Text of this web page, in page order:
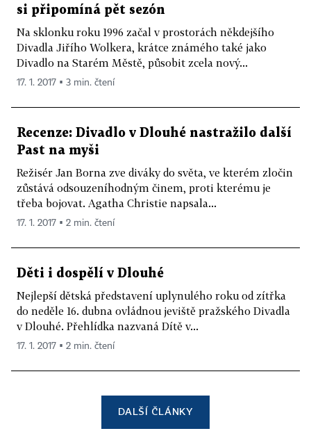
si připomíná pět sezón
Na sklonku roku 1996 začal v prostorách někdejšího
Divadla Jiřího Wolkera, krátce známého také jako
Divadlo na Starém Městě, působit zcela nový...
17. 1. 2017 ▪ 3 min. čtení
Recenze: Divadlo v Dlouhé nastražilo další
Past na myši
Režisér Jan Borna zve diváky do světa, ve kterém zločin
zůstává odsouzeníhodným činem, proti kterému je
třeba bojovat. Agatha Christie napsala...
17. 1. 2017 ▪ 2 min. čtení
Děti i dospělí v Dlouhé
Nejlepší dětská představení uplynulého roku od zítřka
do neděle 16. dubna ovládnou jeviště pražského Divadla
v Dlouhé. Přehlídka nazvaná Dítě v...
17. 1. 2017 ▪ 2 min. čtení
DALŠÍ ČLÁNKY